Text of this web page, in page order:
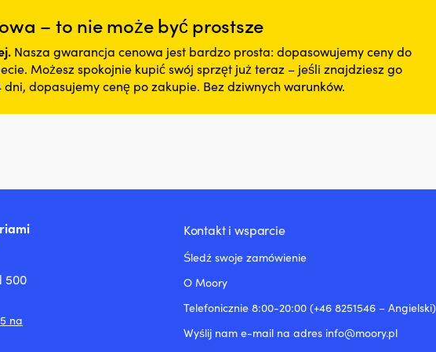
– to nie może być prostsze
Nasza gwarancja cenowa jest bardzo prosta: dopasowujemy ceny do
Możesz spokojnie kupić swój sprzęt już teraz – jeśli znajdziesz go
dopasujemy cenę po zakupie. Bez dziwnych warunków.
500
na
Kontakt i wsparcie
Śledź swoje zamówienie
O Moory
Telefonicznie 8:00-20:00 (+46 8251546 – Angielski)
Wyślij nam e-mail na adres info@moory.pl